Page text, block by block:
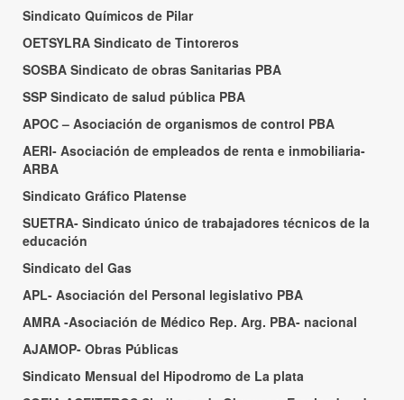
Sindicato Químicos de Pilar
OETSYLRA Sindicato de Tintoreros
SOSBA Sindicato de obras Sanitarias PBA
SSP Sindicato de salud pública PBA
APOC – Asociación de organismos de control PBA
AERI- Asociación de empleados de renta e inmobiliaria-
ARBA
Sindicato Gráfico Platense
SUETRA- Sindicato único de trabajadores técnicos de la
educación
Sindicato del Gas
APL- Asociación del Personal legislativo PBA
AMRA -Asociación de Médico Rep. Arg. PBA- nacional
AJAMOP- Obras Públicas
Sindicato Mensual del Hipodromo de La plata